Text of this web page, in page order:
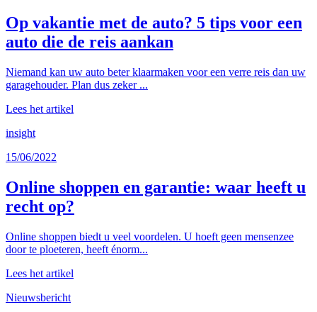
Op vakantie met de auto? 5 tips voor een
auto die de reis aankan
Niemand kan uw auto beter klaarmaken voor een verre reis dan uw
garagehouder. Plan dus zeker ...
Lees het artikel
insight
15/06/2022
Online shoppen en garantie: waar heeft u
recht op?
Online shoppen biedt u veel voordelen. U hoeft geen mensenzee
door te ploeteren, heeft énorm...
Lees het artikel
Nieuwsbericht